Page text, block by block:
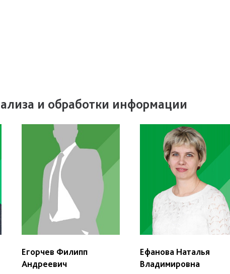
и обработки информации
Егорчев Филипп
Андреевич
Ефанова Наталья
Владимировна